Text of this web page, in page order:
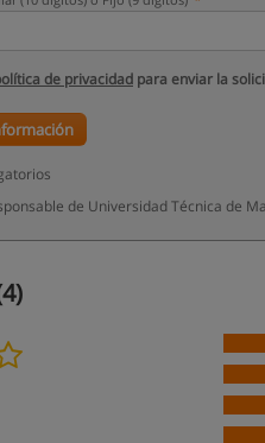
de privacidad para enviar la
de Universidad Técnica de